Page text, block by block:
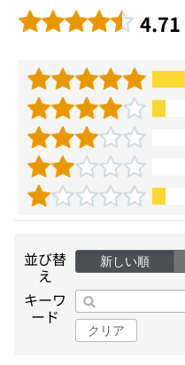
4.71
並び替
え
新しい順
キーワ
ード
クリア